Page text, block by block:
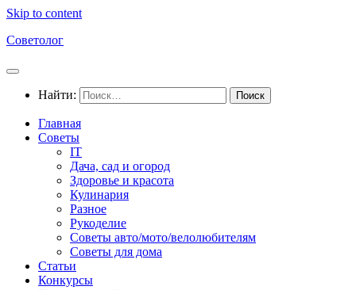
Skip to content
Советолог
Найти:
Главная
Советы
IT
Дача, сад и огород
Здоровье и красота
Кулинария
Разное
Рукоделие
Советы авто/мото/велолюбителям
Советы для дома
Статьи
Конкурсы